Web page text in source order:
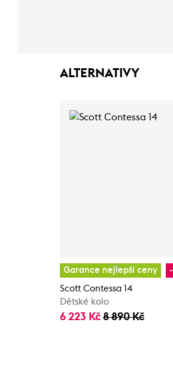
ALTERNATIVY
Garance nejlepší ceny
Scott Contessa 14
Dětské kolo
6 223 Kč 8 890 Kč